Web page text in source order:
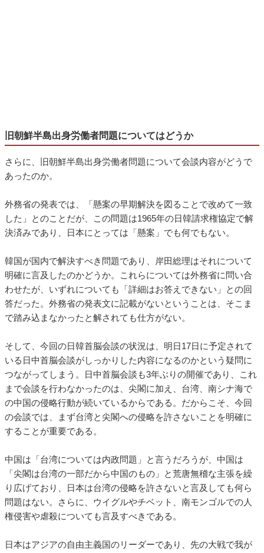
旧朝鮮半島出身労働者問題についてはどうか
さらに、旧朝鮮半島出身労働者問題について会談内容がどうで
あったのか。
外務省の発表では、「懸案の早期解決を図ることで改めて一致
した」とのことだが、この問題は1965年の日韓請求権協定で解
決済みであり、日本にとっては「懸案」でも何でもない。
韓国が国内で解決すべき問題であり、岸田総理はそれについて
明確に言及したのかどうか。これらについては外務省に問い合
わせたが、いずれについても「詳細はお答えできない」との回
答だった。外務省の発表文に記載がないということは、そこま
で踏み込まなかったと解されても仕方がない。
そして、今回の日韓首脳会談の状況は、明日17日に予定されて
いる日中首脳会談がしっかりした内容になるのかという疑問に
つながってしまう。日中首脳会談も3年ぶりの開催であり、これ
まで会談を行わなかったのは、尖閣に加え、台湾、南シナ海で
の中国の侵略行動が続いているからである。だからこそ、今回
の会談では、まず台湾と尖閣への侵略を許さないことを明確に
することが重要である。
中国は「台湾については内政問題」と言うだろうが、中国は
「尖閣は台湾の一部だから中国のもの」と荒唐無稽な主張を繰
り広げており、日本は台湾の侵略を許さないと言及しても何ら
問題はない。さらに、ウイグルやチベット、南モンゴルでの人
権侵害や虐殺についても言及すべきである。
日本はアジアの自由主義国のリーダーであり、先の大戦で我が